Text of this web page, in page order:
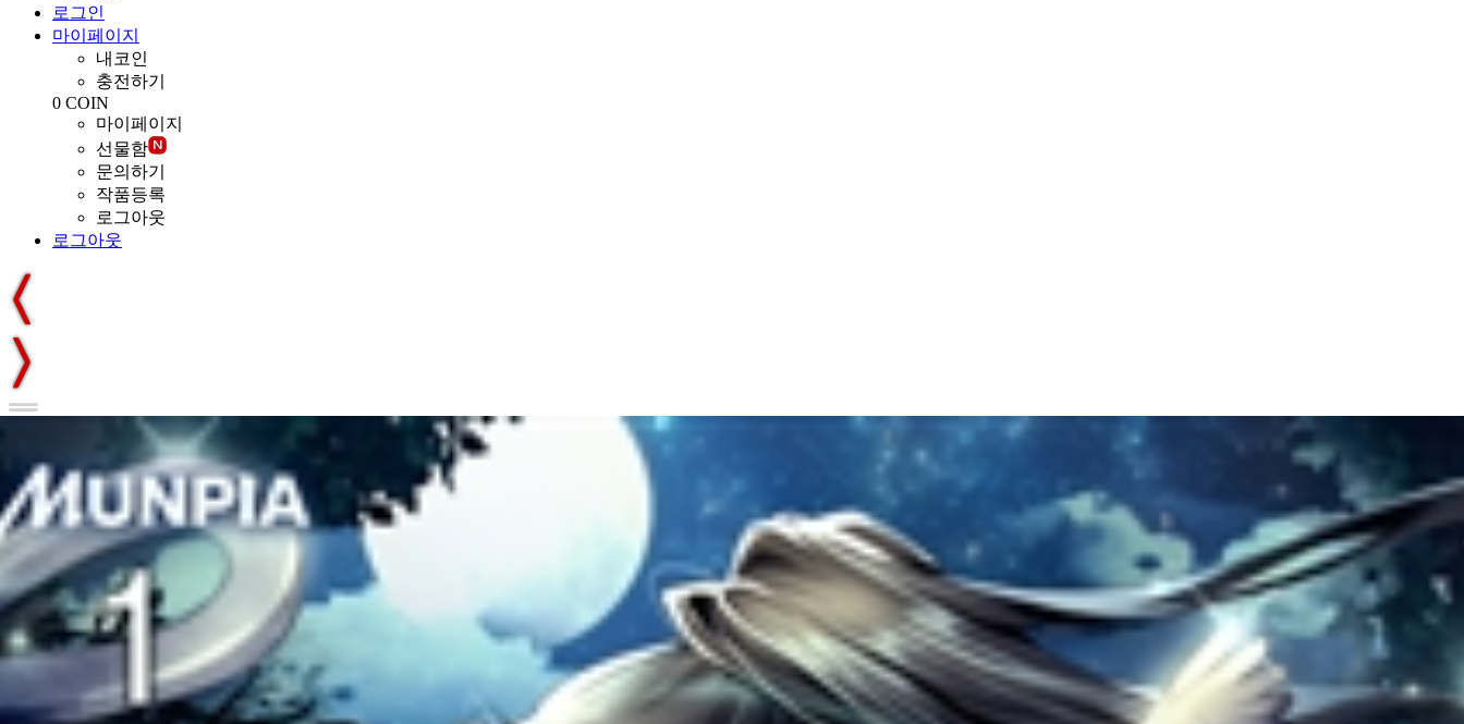
로그인
마이페이지
내코인
충전하기
0 COIN
마이페이지
선물함
문의하기
작품등록
로그아웃
로그아웃